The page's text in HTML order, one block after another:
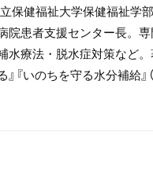
保健福祉大学保健福祉学
院患者支援センター長。
水療法・脱水症対策など。
『いのちを守る水分補給』